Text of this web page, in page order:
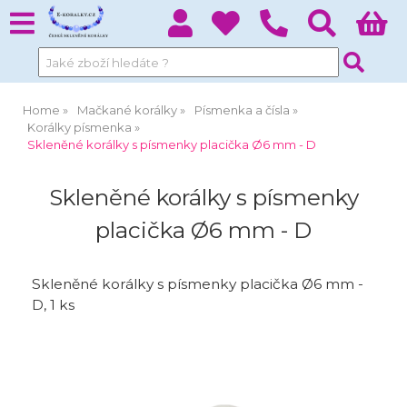
Home Mačkané korálky
Písmenka a čísla
Korálky písmenka
Skleněné korálky s písmenky placička Ø6 mm - D
Skleněné korálky s písmenky
placička Ø6 mm - D
Skleněné korálky s písmenky placička Ø6 mm -
D, 1 ks